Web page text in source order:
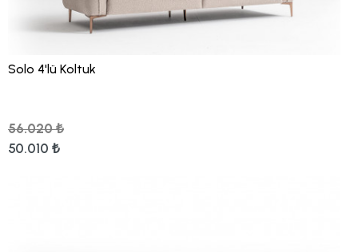
Solo 4'lü Koltuk
56.020 ₺
50.010 ₺